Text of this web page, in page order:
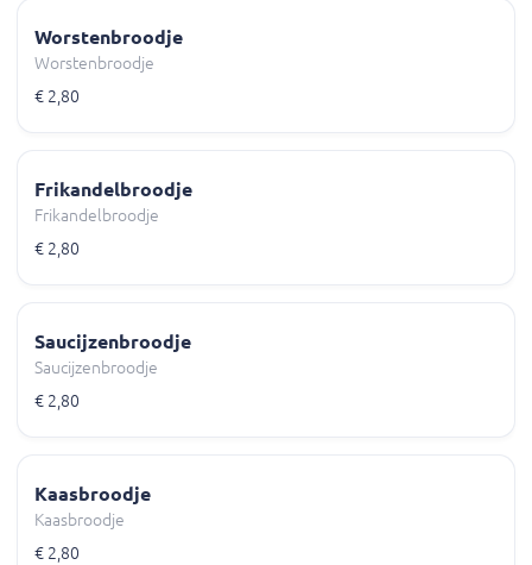
Worstenbroodje
Worstenbroodje
€ 2,80
Frikandelbroodje
Frikandelbroodje
€ 2,80
Saucijzenbroodje
Saucijzenbroodje
€ 2,80
Kaasbroodje
Kaasbroodje
€ 2,80